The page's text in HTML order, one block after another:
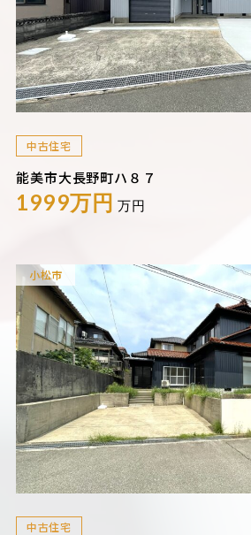
中古住宅
能美市大長野町ハ８７
1999万円 万円
小松市
中古住宅